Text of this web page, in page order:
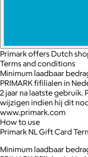
Primark offers Dutch
Terms and conditions
Minimum laadbaar
PRIMARK fifilialen in
2 jaar na laatste
wijzigen indien hij dit
www.primark.com
How to use
Primark NL Gift Card
Minimum laadbaar